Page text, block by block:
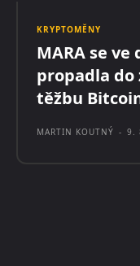
KRYPTOMĚNY
MARA se
propadla
těžbu
MARTIN KOUTNÝ - 9.